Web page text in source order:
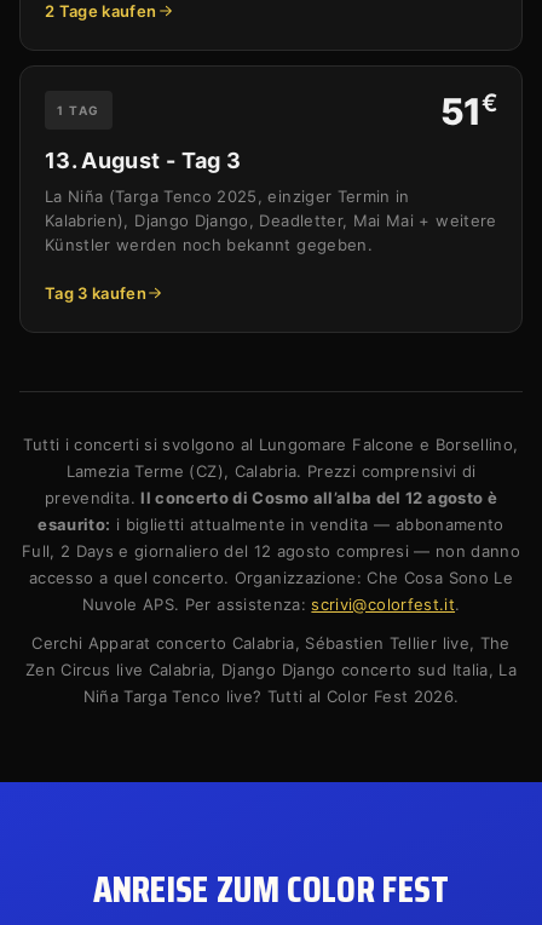
2 Tage kaufen
1 TAG 51€
13. August - Tag 3
La Niña (Targa Tenco 2025, einziger Termin in
Kalabrien), Django Django, Deadletter, Mai Mai + weitere
Künstler werden noch bekannt gegeben.
Tag 3 kaufen
Tutti i concerti si svolgono al Lungomare Falcone e Borsellino,
Lamezia Terme (CZ), Calabria. Prezzi comprensivi di
prevendita. Il concerto di Cosmo all’alba del 12 agosto è
esaurito: i biglietti attualmente in vendita — abbonamento
Full, 2 Days e giornaliero del 12 agosto compresi — non danno
accesso a quel concerto. Organizzazione: Che Cosa Sono Le
Nuvole APS. Per assistenza:scrivi@colorfest.it.
Cerchi Apparat concerto Calabria, Sébastien Tellier live, The
Zen Circus live Calabria, Django Django concerto sud Italia, La
Niña Targa Tenco live? Tutti al Color Fest 2026.
ANREISE ZUM COLOR FEST